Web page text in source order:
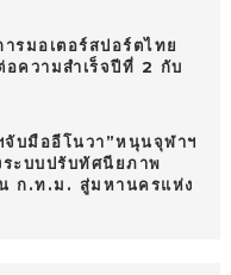
รมอเตอร์สปอร์ตไทย
อความสำเร็จปีที่ 2 กับ
บมืออีโนวา”หนุนจุฬาฯ
ะบบปรับทัศนียภาพ
ก.ท.ม. สู่มหานครแห่ง